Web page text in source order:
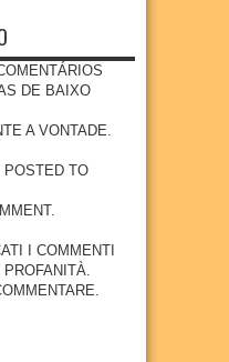
LOUR
ENÇO
DE BAIXO
A VONTADE.
POSTED TO
I COMMENTI